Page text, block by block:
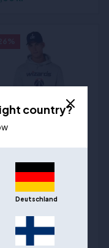
-
:XS / 164 cm, S, M, L, XL,
kr
kr
country?
Deutschland